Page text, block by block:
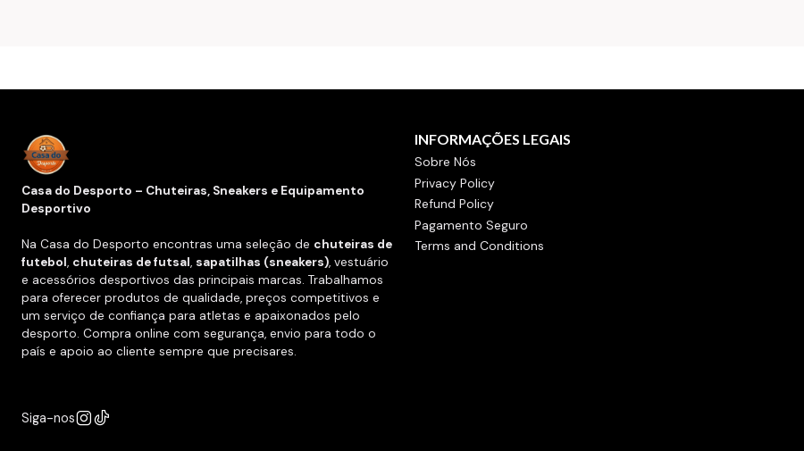
Casa do Desporto – Chuteiras, Sneakers e Equipamento
Desportivo
Na Casa do Desporto encontras uma seleção de chuteiras de
futebol, chuteiras de futsal, sapatilhas (sneakers), vestuário
e acessórios desportivos das principais marcas. Trabalhamos
para oferecer produtos de qualidade, preços competitivos e
um serviço de confiança para atletas e apaixonados pelo
desporto. Compra online com segurança, envio para todo o
país e apoio ao cliente sempre que precisares.
Siga-nos
INFORMAÇÕES LEGAIS
Sobre Nós
Privacy Policy
Refund Policy
Pagamento Seguro
Terms and Conditions